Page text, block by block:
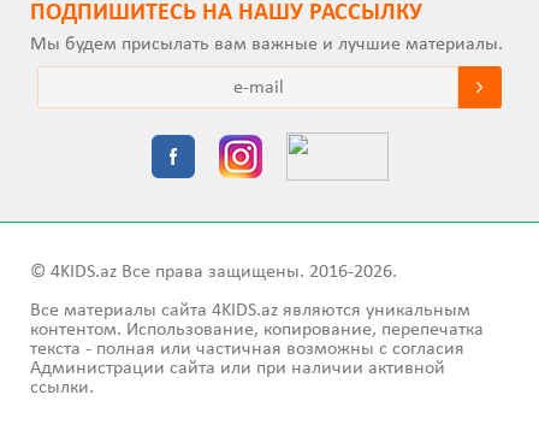
ПОДПИШИТEСЬ НА НАШУ РАССЫЛКУ
Мы будем присылать вам важные и лучшие материалы.
© 4KIDS.az Все права защищены. 2016-2026.
Все материалы сайта 4KIDS.az являются уникальным
контентом. Использование, копирование, перепечатка
текста - полная или частичная возможны с согласия
Администрации сайта или при наличии активной
ссылки.